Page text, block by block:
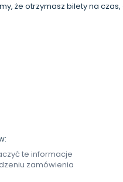
że otrzymasz bilety na
te informacje
zamówienia